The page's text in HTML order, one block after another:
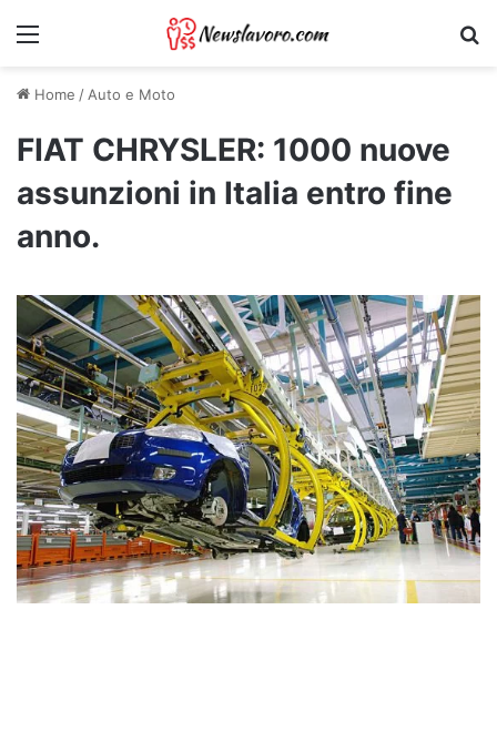
Menu
Home /Auto e Moto
FIAT CHRYSLER: 1000 nuove
assunzioni in Italia entro fine
anno.